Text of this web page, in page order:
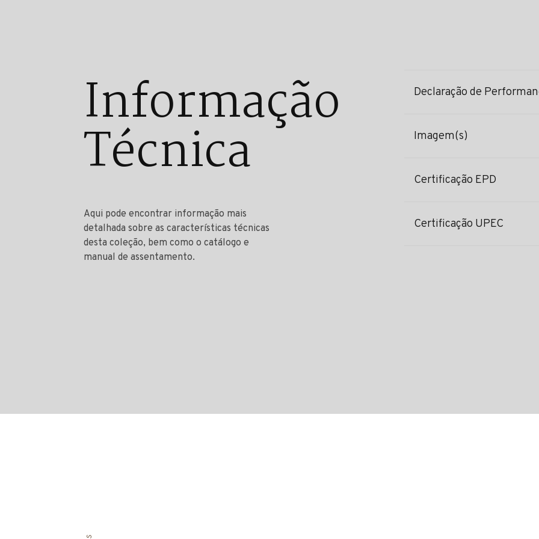
Informação
Técnica
Aqui pode encontrar informação mais
detalhada sobre as características técnicas
desta coleção, bem como o catálogo e
manual de assentamento.
Declaração de
Imagem(s)
Certificação EPD
Certificação UPEC